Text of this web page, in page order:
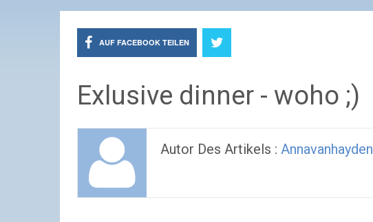
AUF FACEBOOK TEILEN
Exlusive dinner - woho ;)
Autor Des Artikels : Annavanhayden